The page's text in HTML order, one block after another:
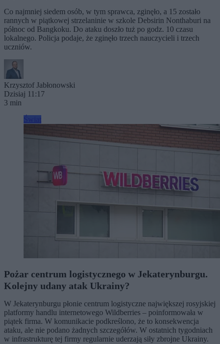
Co najmniej siedem osób, w tym sprawca, zginęło, a 15 zostało
rannych w piątkowej strzelaninie w szkole Debsirin Nonthaburi na
północ od Bangkoku. Do ataku doszło tuż po godz. 10 czasu
lokalnego. Policja podaje, że zginęło trzech nauczycieli i trzech
uczniów.
Krzysztof Jabłonowski
Dzisiaj 11:17
3 min
Pożar centrum logistycznego w Jekaterynburgu.
Kolejny udany atak Ukrainy?
W Jekaterynburgu płonie centrum logistyczne największej rosyjskiej
platformy handlu internetowego Wildberries – poinformowała w
piątek firma. W komunikacie podkreślono, że to konsekwencja
ataku, ale nie podano żadnych szczegółów. W ostatnich tygodniach
w infrastrukturę tej firmy regularnie uderzają siły zbrojne Ukrainy.